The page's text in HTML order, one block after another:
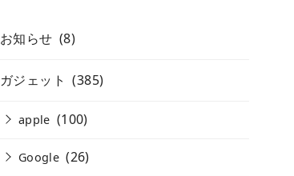
お知らせ (8)
ガジェット (385)
apple (100)
Google (26)